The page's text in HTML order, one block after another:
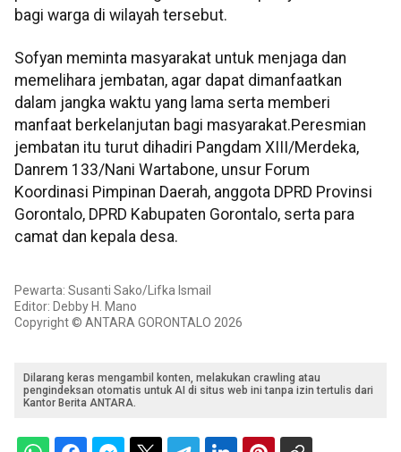
bagi warga di wilayah tersebut.
Sofyan meminta masyarakat untuk menjaga dan
memelihara jembatan, agar dapat dimanfaatkan
dalam jangka waktu yang lama serta memberi
manfaat berkelanjutan bagi masyarakat.Peresmian
jembatan itu turut dihadiri Pangdam XIII/Merdeka,
Danrem 133/Nani Wartabone, unsur Forum
Koordinasi Pimpinan Daerah, anggota DPRD Provinsi
Gorontalo, DPRD Kabupaten Gorontalo, serta para
camat dan kepala desa.
Pewarta: Susanti Sako/Lifka Ismail
Editor: Debby H. Mano
Copyright © ANTARA GORONTALO 2026
Dilarang keras mengambil konten, melakukan crawling atau
pengindeksan otomatis untuk AI di situs web ini tanpa izin tertulis dari
Kantor Berita ANTARA.